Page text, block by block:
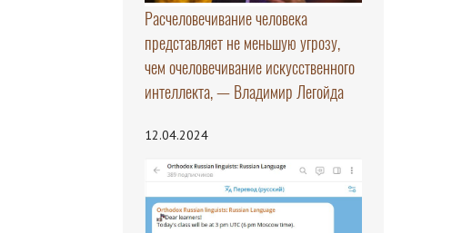
Расчеловечивание человека
представляет не меньшую угрозу,
чем очеловечивание искусственного
интеллекта, — Владимир Легойда
12.04.2024